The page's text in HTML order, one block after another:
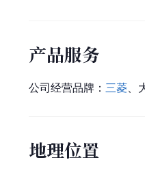
产品服务
公司经营品牌： 三菱
地理位置